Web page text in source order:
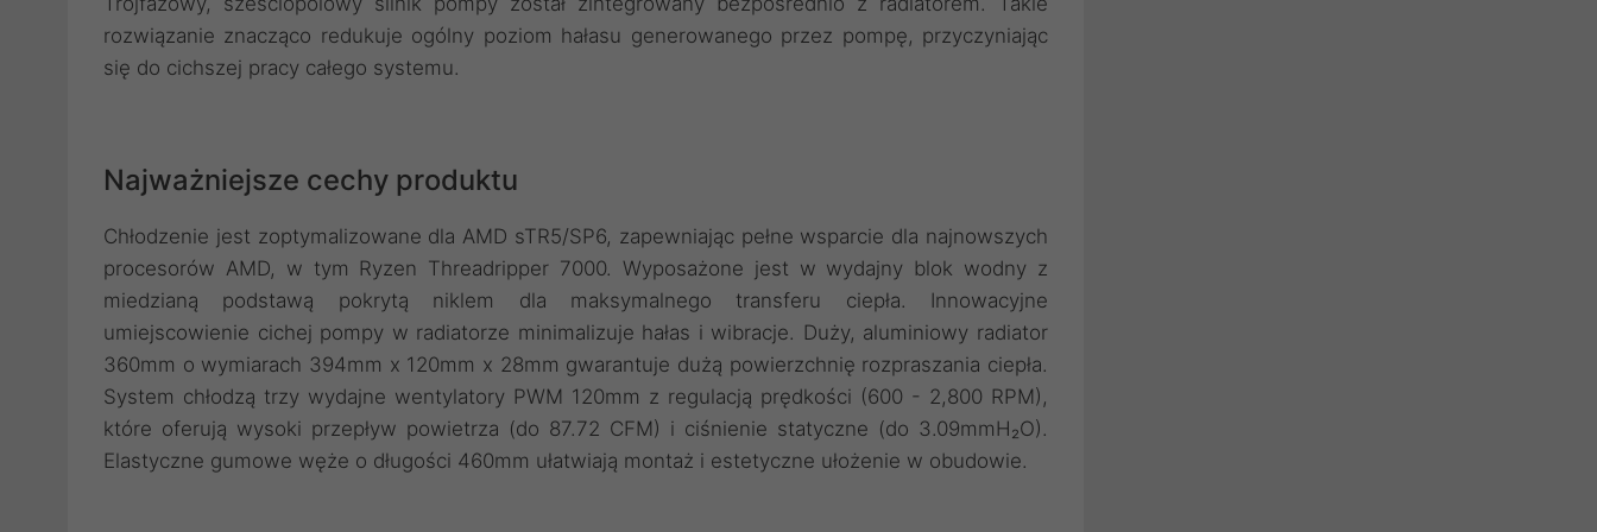
rozwiązanie znacząco redukuje ogólny poziom hałasu generowanego przez pompę, przyczyniając
się do cichszej pracy całego systemu.
Najważniejsze cechy produktu
Chłodzenie jest zoptymalizowane dla AMD sTR5/SP6, zapewniając pełne wsparcie dla najnowszych
procesorów AMD, w tym Ryzen Threadripper 7000. Wyposażone jest w wydajny blok wodny z
miedzianą podstawą pokrytą niklem dla maksymalnego transferu ciepła. Innowacyjne
umiejscowienie cichej pompy w radiatorze minimalizuje hałas i wibracje. Duży, aluminiowy radiator
360mm o wymiarach 394mm x 120mm x 28mm gwarantuje dużą powierzchnię rozpraszania ciepła.
System chłodzą trzy wydajne wentylatory PWM 120mm z regulacją prędkości (600 - 2,800 RPM),
które oferują wysoki przepływ powietrza (do 87.72 CFM) i ciśnienie statyczne (do 3.09mmH₂O).
Elastyczne gumowe węże o długości 460mm ułatwiają montaż i estetyczne ułożenie w obudowie.